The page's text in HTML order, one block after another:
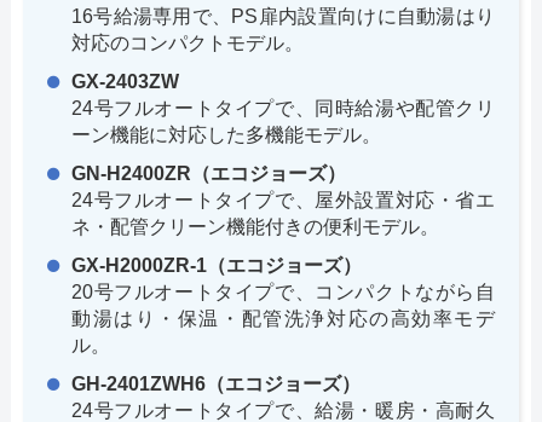
16号給湯専用で、PS扉内設置向けに自動湯はり
対応のコンパクトモデル。
GX-2403ZW
24号フルオートタイプで、同時給湯や配管クリ
ーン機能に対応した多機能モデル。
GN-H2400ZR（エコジョーズ）
24号フルオートタイプで、屋外設置対応・省エ
ネ・配管クリーン機能付きの便利モデル。
GX-H2000ZR-1（エコジョーズ）
20号フルオートタイプで、コンパクトながら自
動湯はり・保温・配管洗浄対応の高効率モデ
ル。
GH-2401ZWH6（エコジョーズ）
24号フルオートタイプで、給湯・暖房・高耐久